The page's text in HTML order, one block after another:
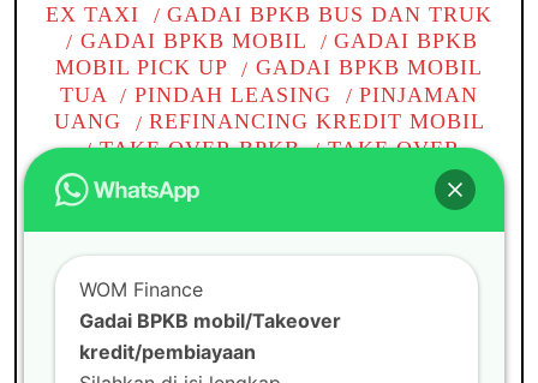
EX TAXI
GADAI BPKB BUS DAN TRUK
GADAI BPKB MOBIL
GADAI BPKB
MOBIL PICK UP
GADAI BPKB MOBIL
TUA
PINDAH LEASING
PINJAMAN
UANG
REFINANCING KREDIT MOBIL
TAKE OVER BPKB
TAKE OVER
KREDIT BPKB MOBIL
TAKE OVER
KREDIT MOBIL
TANPA BI CHECKING
TOP UP KREDIT PINJAMAN
WOM
CABANG
WOM FINANCE
Gadai BPKB mobil di
Tambun
WOM Finance
Gadai BPKB mobil/Takeover
kredit/pembiayaan